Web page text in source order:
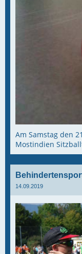
Am Samstag den
Mostindien
14.09.2019